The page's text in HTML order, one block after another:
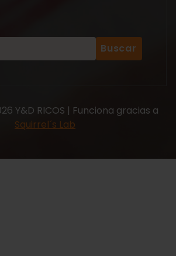
Y&D RICOS | Funciona gracias a
Squirrel´s Lab